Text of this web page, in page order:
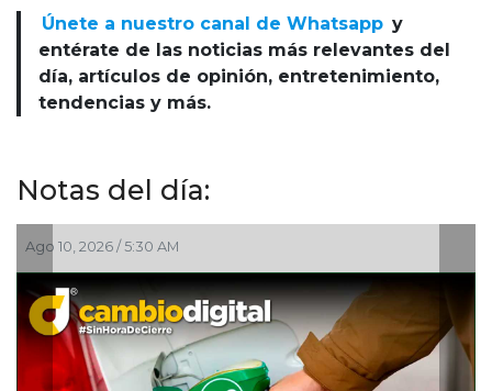
Únete a nuestro canal de Whatsapp y
entérate de las noticias más relevantes del
día, artículos de opinión, entretenimiento,
tendencias y más.
Notas del día:
Ago 09, 2026 / 8:31 PM